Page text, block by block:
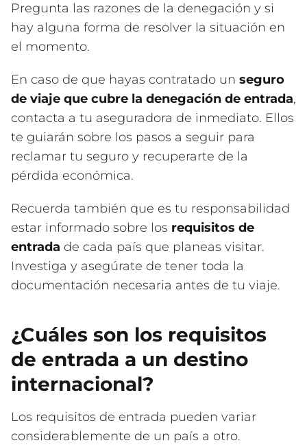
Pregunta las razones de la denegación y si
hay alguna forma de resolver la situación en
el momento.
En caso de que hayas contratado un seguro
de viaje que cubre la denegación de entrada,
contacta a tu aseguradora de inmediato. Ellos
te guiarán sobre los pasos a seguir para
reclamar tu seguro y recuperarte de la
pérdida económica.
Recuerda también que es tu responsabilidad
estar informado sobre los requisitos de
entrada de cada país que planeas visitar.
Investiga y asegúrate de tener toda la
documentación necesaria antes de tu viaje.
¿Cuáles son los requisitos
de entrada a un destino
internacional?
Los requisitos de entrada pueden variar
considerablemente de un país a otro.